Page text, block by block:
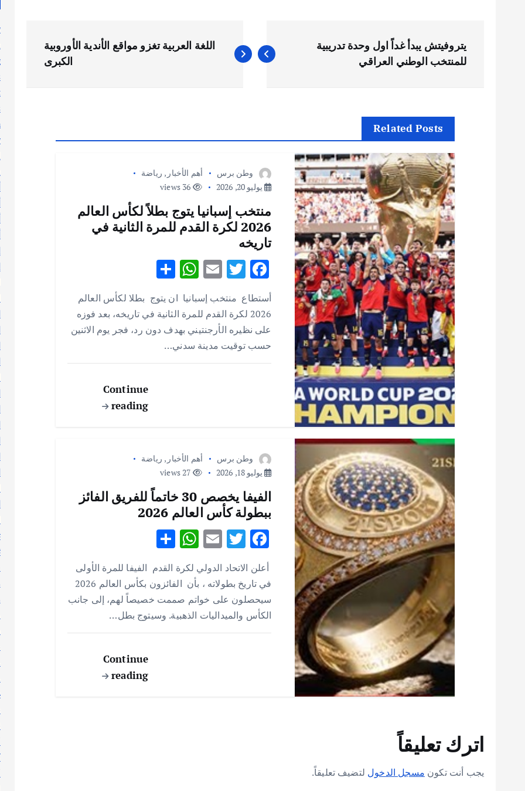
ص
يتروفيتش يبدأ غداً اول وحدة تدريبية
للمنتخب الوطني العراقي
اللغة العربية تغزو مواقع الأندية الأوروبية
الكبرى
Related Posts
وطن برس أهم الأخبار , رياضة
يوليو 20, 2026
منتخب إسبانيا يتوج بطلاً لكأس العالم
2026 لكرة القدم للمرة الثانية في
تاريخه
F
ac
e
b
o
o
T
it
te
r
E
m
ai
l
W
h
at
s
A
p
S
ar
e
أستطاع منتخب إسبانيا ان يتوج بطلا لكأس العالم
2026 لكرة القدم للمرة الثانية في تاريخه، بعد فوزه
على نظيره الأرجنتيني بهدف دون رد، فجر يوم الاثنين
حسب توقيت مدينة سدني…
Continue
reading
وطن برس أهم الأخبار , رياضة
يوليو 18, 2026
الفيفا يخصص 30 خاتماً للفريق الفائز
ببطولة كأس العالم 2026
F
ac
e
b
o
o
T
w
it
te
r
E
m
ai
l
W
h
at
s
A
p
S
h
ar
e
أعلن الاتحاد الدولي لكرة القدم الفيفا للمرة الأولى
في تاريخ بطولاته ، بأن الفائزون بكأس العالم 2026
سيحصلون على خواتم صممت خصيصاً لهم، إلى جانب
الكأس والميداليات الذهبية. وسيتوج بطل…
Continue
reading
اترك تعليقاً
يجب أنت تكون مسجل الدخول لتضيف تعليقاً.